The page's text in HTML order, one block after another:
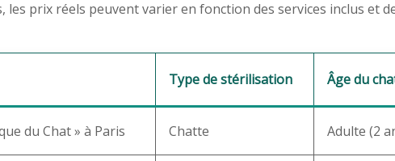
les prix réels peuvent varier en fonction des services inclus et
Type de stérilisation Âge du
du Chat » à Paris Chatte Adulte (2